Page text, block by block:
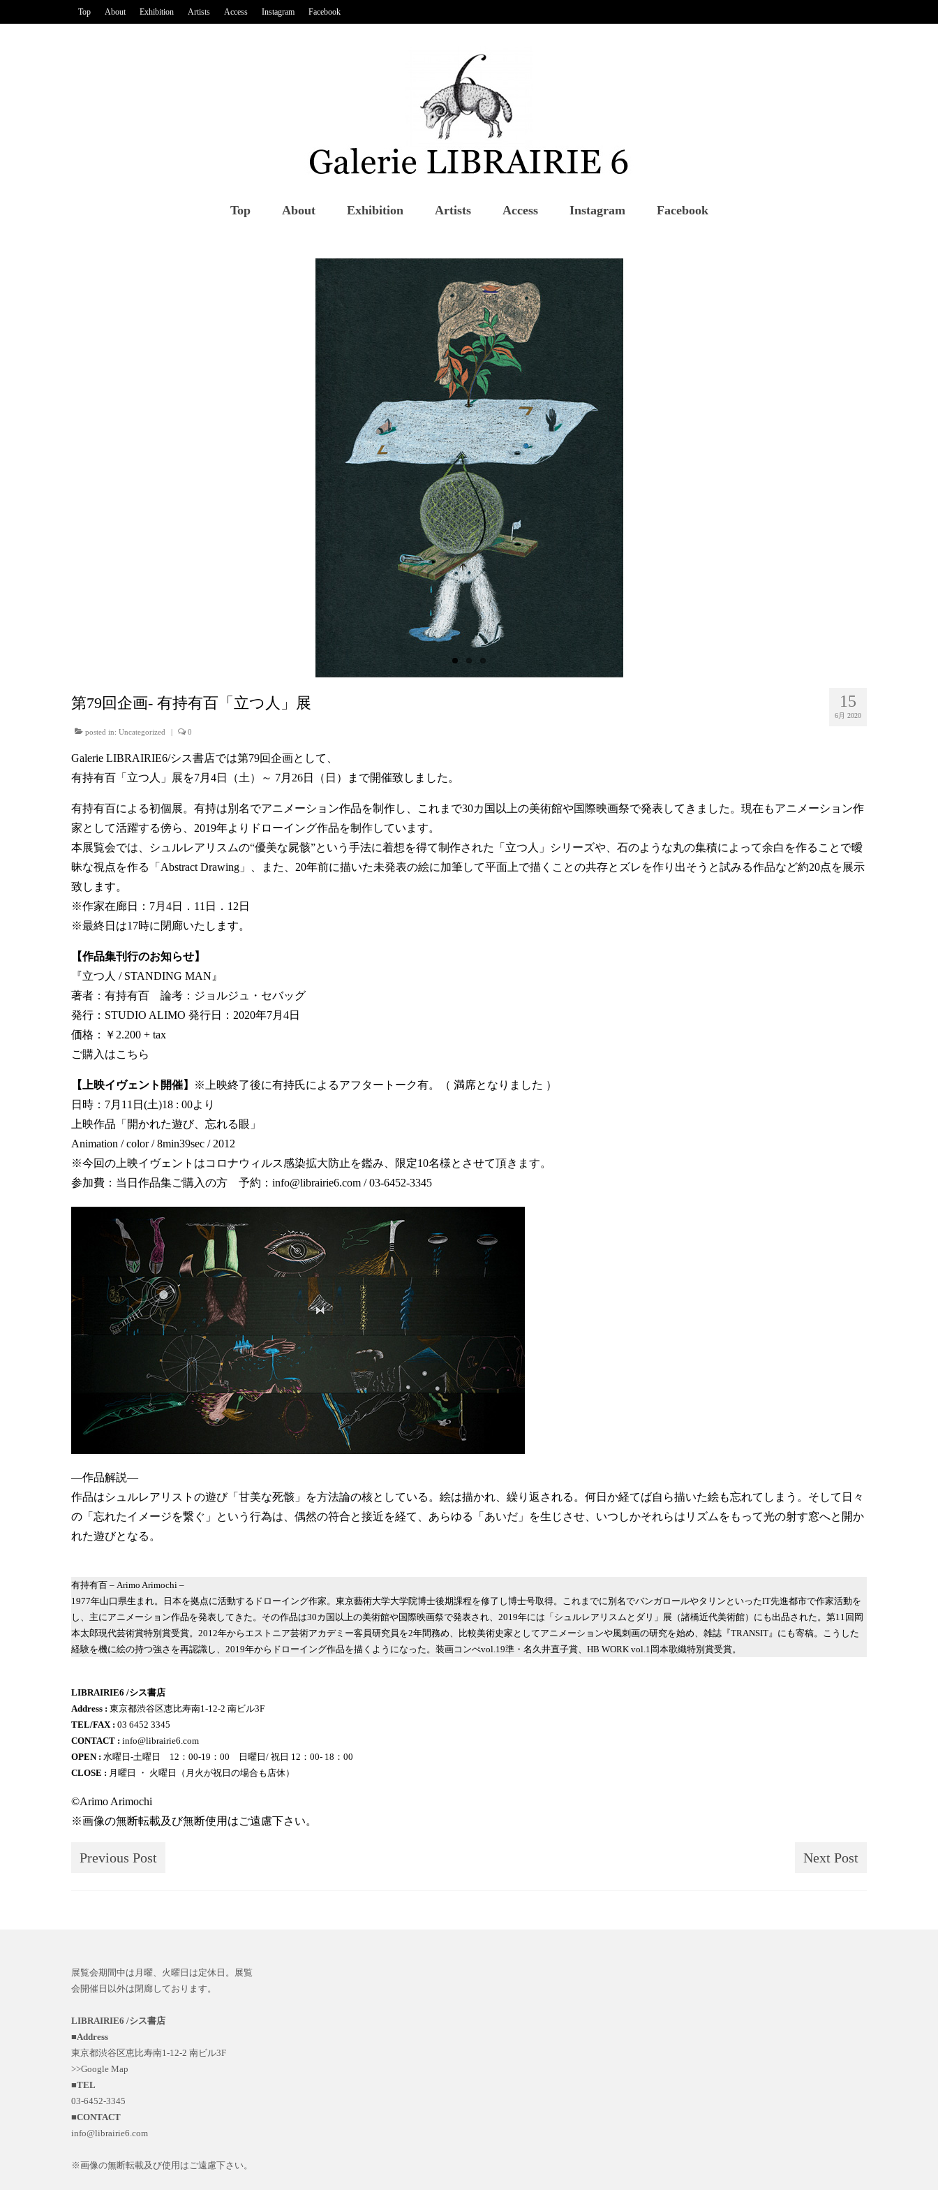
Top About Exhibition Artists Access Instagram Facebook
Top About Exhibition Artists Access Instagram Facebook
15
6月 2020
第79回企画- 有持有百「立つ人」展
posted in: Uncategorized | 0
Galerie LIBRAIRIE6/シス書店では第79回企画として、
有持有百「立つ人」展を7月4日（土）～ 7月26日（日）まで開催致しました。
有持有百による初個展。有持は別名でアニメーション作品を制作し、これまで30カ国以上の美術館や国際映画祭で発表してきました。現在もアニメーション作
家として活躍する傍ら、2019年よりドローイング作品を制作しています。
本展覧会では、シュルレアリスムの“優美な屍骸”という手法に着想を得て制作された「立つ人」シリーズや、石のような丸の集積によって余白を作ることで曖
昧な視点を作る「Abstract Drawing」、また、20年前に描いた未発表の絵に加筆して平面上で描くことの共存とズレを作り出そうと試みる作品など約20点を展示
致します。
※作家在廊日：7月4日．11日．12日
※最終日は17時に閉廊いたします。
【作品集刊行のお知らせ】
『立つ人 / STANDING MAN』
著者：有持有百 論考：ジョルジュ・セバッグ
発行：STUDIO ALIMO 発行日：2020年7月4日
価格：￥2.200 + tax
ご購入はこちら
【上映イヴェント開催】
※上映終了後に有持氏によるアフタートーク有。（ 満席となりました ）
日時：7月11日(土)18 : 00より
上映作品「開かれた遊び、忘れる眼」
Animation / color / 8min39sec / 2012
※今回の上映イヴェントはコロナウィルス感染拡大防止を鑑み、限定10名様とさせて頂きます。
参加費：当日作品集ご購入の方 予約：info@librairie6.com / 03-6452-3345
―作品解説―
作品はシュルレアリストの遊び「甘美な死骸」を方法論の核としている。絵は描かれ、繰り返される。何日か経てば自ら描いた絵も忘れてしまう。そして日々
の「忘れたイメージを繋ぐ」という行為は、偶然の符合と接近を経て、あらゆる「あいだ」を生じさせ、いつしかそれらはリズムをもって光の射す窓へと開か
れた遊びとなる。
有持有百 – Arimo Arimochi –
1977年山口県生まれ。日本を拠点に活動するドローイング作家。東京藝術大学大学院博士後期課程を修了し博士号取得。これまでに別名でバンガロールやタリンといったIT先進都市で作家活動を
し、主にアニメーション作品を発表してきた。その作品は30カ国以上の美術館や国際映画祭で発表され、2019年には「シュルレアリスムとダリ」展（諸橋近代美術館）にも出品された。第11回岡
本太郎現代芸術賞特別賞受賞。2012年からエストニア芸術アカデミー客員研究員を2年間務め、比較美術史家としてアニメーションや風刺画の研究を始め、雑誌『TRANSIT』にも寄稿。こうした
経験を機に絵の持つ強さを再認識し、2019年からドローイング作品を描くようになった。装画コンぺvol.19準・名久井直子賞、HB WORK vol.1岡本歌織特別賞受賞。
LIBRAIRIE6 /シス書店
Address : 東京都渋谷区恵比寿南1-12-2 南ビル3F
TEL/FAX : 03 6452 3345
CONTACT : info@librairie6.com
OPEN : 水曜日-土曜日 12：00‐19：00 日曜日/ 祝日 12：00- 18：00
CLOSE : 月曜日 ・ 火曜日（月火が祝日の場合も店休）
©Arimo Arimochi
※画像の無断転載及び無断使用はご遠慮下さい。
Previous Post Next Post
展覧会期間中は月曜、火曜日は定休日。展覧
会開催日以外は閉廊しております。
LIBRAIRIE6 /シス書店
■Address
東京都渋谷区恵比寿南1-12-2 南ビル3F
>>Google Map
■TEL
03-6452-3345
■CONTACT
info@librairie6.com
※画像の無断転載及び使用はご遠慮下さい。